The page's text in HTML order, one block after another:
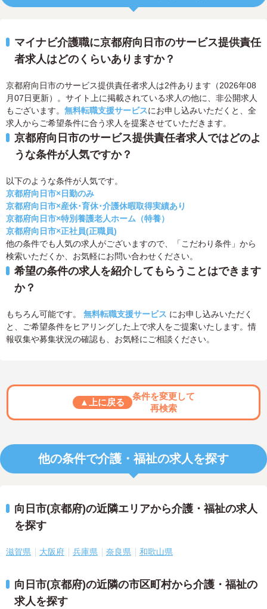
マイナビ介護職に京都府向日市のサービス提供責任
者求人はどのくらいありますか？
京都府向日市のサービス提供責任者求人は2件あります（2026年08
月07日更新）。サイト上に掲載されている求人の他に、非公開求人
もございます。 無料転職支援サービスにお申し込みいただくと、全
求人からご希望条件に合う求人を提案させていただきます。
京都府向日市のサービス提供責任者求人ではどのよ
うな条件が人気ですか？
以下のような条件が人気です。
京都府向日市×日勤のみ
京都府向日市×産休･育休･介護休暇取得実績あり
京都府向日市×特別養護老人ホーム（特養）
京都府向日市×正社員(正職員)
他の条件でも人気の求人がございますので、「こだわり条件」から
検索いただくか、お気軽にお問い合わせください。
希望の条件の求人を紹介してもらうことはできます
か？
もちろん可能です。 無料転職支援サービス にお申し込みいただく
と、ご希望条件をヒアリングした上で求人をご提案いたします。情
報収集や募集状況の確認も、お気軽にご相談ください。
▲上に戻る
条件を変更して
再検索
他の条件で介護・福祉の求人を探す
向日市(京都府)の近隣エリアから介護・福祉の求人
を探す
滋賀県 大阪府 兵庫県 奈良県 和歌山県
向日市(京都府)の近隣の市区町村から介護・福祉の
求人を探す